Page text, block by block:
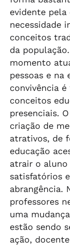
evidente pela
necessidade
conceitos
da
momento
pessoas e na
convivência
conceitos
presenciais.
criação de
atrativos, de
educação
atrair o
satisfatórios
abrangência.
professores
uma
estão sendo
ação,